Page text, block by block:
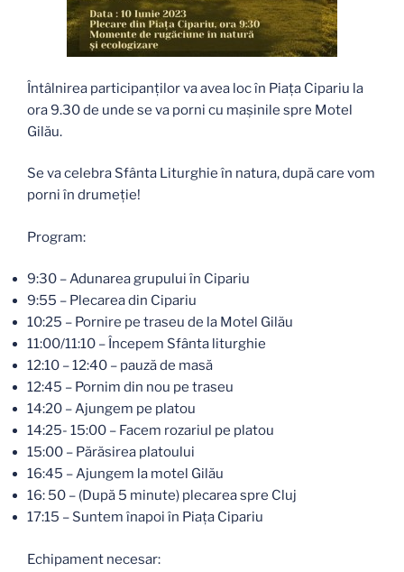
Întâlnirea participanților va avea loc în Piața Cipariu la
ora 9.30 de unde se va porni cu mașinile spre Motel
Gilău.
Se va celebra Sfânta Liturghie în natura, după care vom
porni în drumeție!
Program:
9:30 – Adunarea grupului în Cipariu
9:55 – Plecarea din Cipariu
10:25 – Pornire pe traseu de la Motel Gilău
11:00/11:10 – Începem Sfânta liturghie
12:10 – 12:40 – pauză de masă
12:45 – Pornim din nou pe traseu
14:20 – Ajungem pe platou
14:25- 15:00 – Facem rozariul pe platou
15:00 – Părăsirea platoului
16:45 – Ajungem la motel Gilău
16: 50 – (După 5 minute) plecarea spre Cluj
17:15 – Suntem înapoi în Piața Cipariu
Echipament necesar: